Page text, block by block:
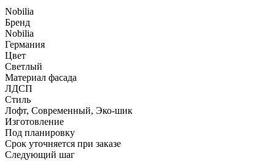
Nobilia
Бренд
Nobilia
Германия
Цвет
Светлый
Материал фасада
ЛДСП
Стиль
Лофт, Современный, Эко-шик
Изготовление
Под планировку
Срок уточняется при заказе
Следующий шаг